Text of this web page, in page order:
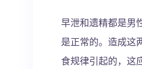
早泄和遗精都是男
是正常的。造成这
食规律引起的，这